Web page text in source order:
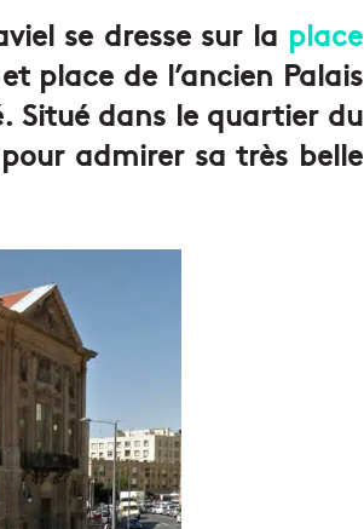
se dresse sur la place
place de l’ancien Palais
Situé dans le quartier du
admirer sa très belle